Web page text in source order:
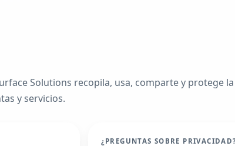
Solutions recopila, usa, comparte y protege
y servicios.
¿PREGUNTAS SOBRE